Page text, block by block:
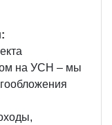
на УСН – мы